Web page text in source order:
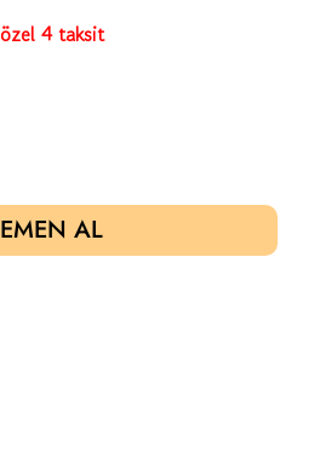
4 taksit
AL